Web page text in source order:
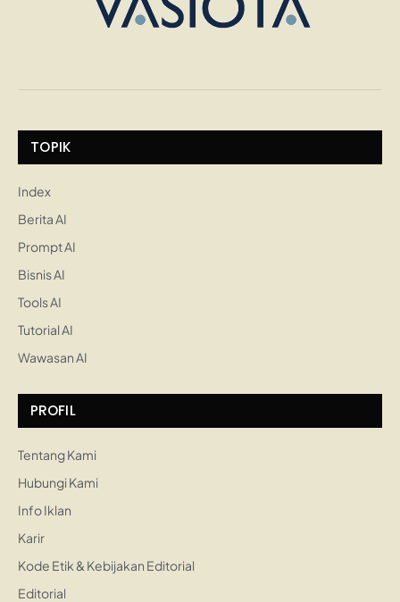
TOPIK
Index
Berita AI
Prompt AI
Bisnis AI
Tools AI
Tutorial AI
Wawasan AI
PROFIL
Tentang Kami
Hubungi Kami
Info Iklan
Karir
Kode Etik & Kebijakan Editorial
Editorial